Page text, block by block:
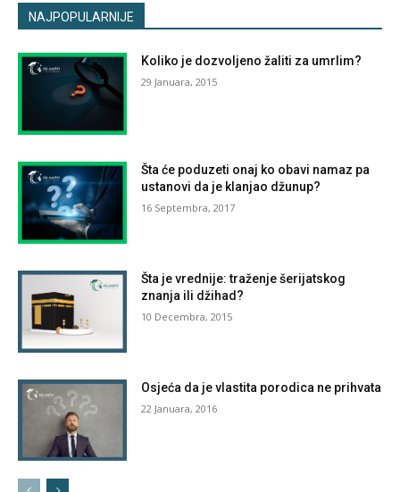
NAJPOPULARNIJE
Koliko je dozvoljeno žaliti za umrlim?
29 Januara, 2015
Šta će poduzeti onaj ko obavi namaz pa
ustanovi da je klanjao džunup?
16 Septembra, 2017
Šta je vrednije: traženje šerijatskog
znanja ili džihad?
10 Decembra, 2015
Osjeća da je vlastita porodica ne prihvata
22 Januara, 2016